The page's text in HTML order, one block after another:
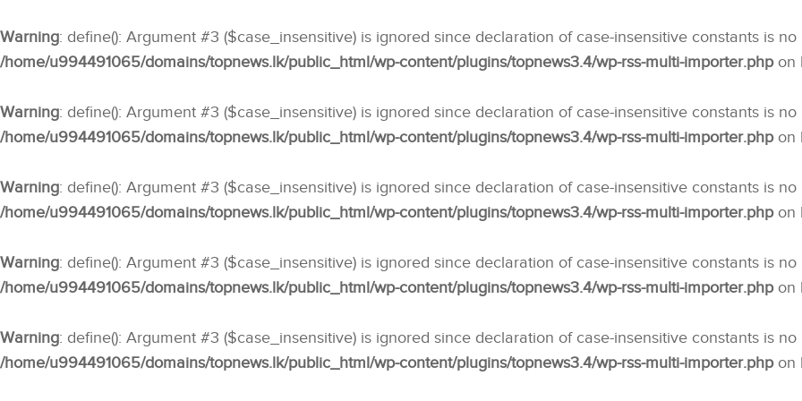
Warning: define(): Argument #3 ($case_insensitive) is ignored since declaration of case-insensitive constants is
/home/u994491065/domains/topnews.lk/public_html/wp-content/plugins/topnews3.4/wp-rss-multi-importer.phpon
Warning: define(): Argument #3 ($case_insensitive) is ignored since declaration of case-insensitive constants is
/home/u994491065/domains/topnews.lk/public_html/wp-content/plugins/topnews3.4/wp-rss-multi-importer.phpon
Warning: define(): Argument #3 ($case_insensitive) is ignored since declaration of case-insensitive constants is
/home/u994491065/domains/topnews.lk/public_html/wp-content/plugins/topnews3.4/wp-rss-multi-importer.phpon
Warning: define(): Argument #3 ($case_insensitive) is ignored since declaration of case-insensitive constants is
/home/u994491065/domains/topnews.lk/public_html/wp-content/plugins/topnews3.4/wp-rss-multi-importer.phpon
Warning: define(): Argument #3 ($case_insensitive) is ignored since declaration of case-insensitive constants is
/home/u994491065/domains/topnews.lk/public_html/wp-content/plugins/topnews3.4/wp-rss-multi-importer.phpon